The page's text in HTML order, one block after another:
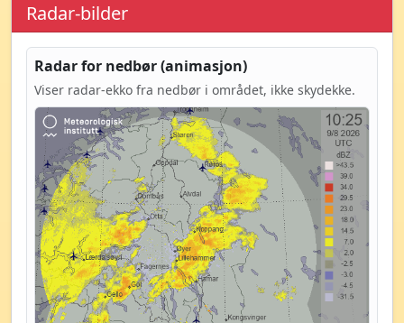
Radar-bilder
Radar for nedbør (animasjon)
Viser radar-ekko fra nedbør i området, ikke skydekke.